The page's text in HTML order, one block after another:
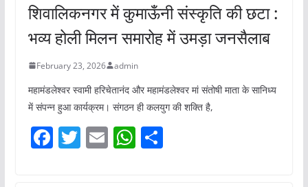
शिवालिकनगर में कुमाऊँनी संस्कृति की छटा :
भव्य होली मिलन समारोह में उमड़ा जनसैलाब
February 23, 2026 admin
महामंडलेश्वर स्वामी हरिचेतानंद और महामंडलेश्वर मां संतोषी माता के सानिध्य
में संपन्न हुआ कार्यक्रम। संगठन ही कलयुग की शक्ति है,
F T E W S